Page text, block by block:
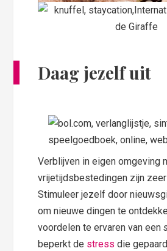
Daag jezelf uit
Verblijven in eigen omgeving
vrijetijdsbestedingen zijn zeer
Stimuleer jezelf door
om nieuwe dingen te
voordelen te ervaren van een
beperkt de stress die